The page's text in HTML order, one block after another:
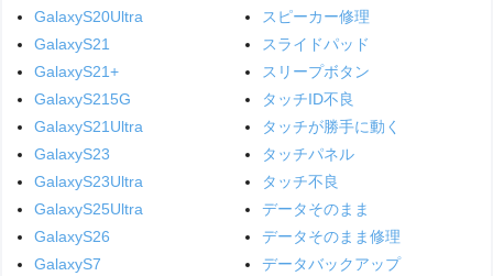
GalaxyS20Ultra
GalaxyS21
GalaxyS21+
GalaxyS215G
GalaxyS21Ultra
GalaxyS23
GalaxyS23Ultra
GalaxyS25Ultra
GalaxyS26
GalaxyS7
スピーカー修理
スライドパッド
スリープボタン
タッチID不良
タッチが勝手に動く
タッチパネル
タッチ不良
データそのまま
データそのまま修理
データバックアップ